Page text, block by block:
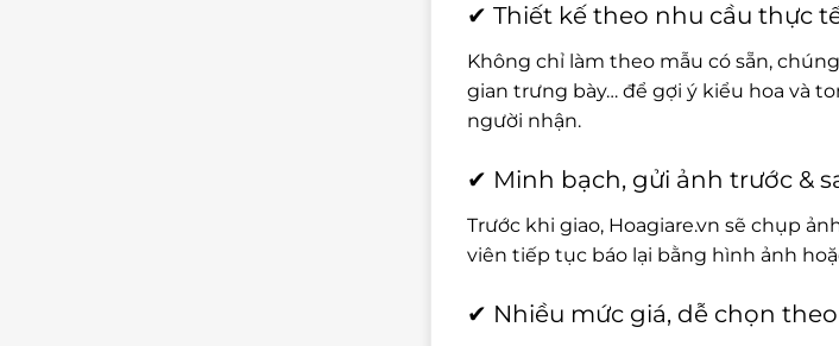
✔ Thiết kế theo nhu cầu thực
Không chỉ làm theo mẫu có sẵn,
gian trưng bày… để gợi ý kiểu hoa và
người nhận.
✔ Minh bạch, gửi ảnh trước &
Trước khi giao, Hoagiare.vn sẽ chụp
viên tiếp tục báo lại bằng hình ảnh
✔ Nhiều mức giá, dễ chọn